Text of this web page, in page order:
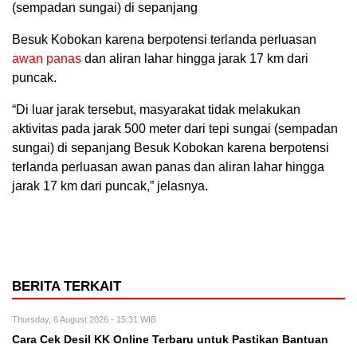
(sempadan sungai) di sepanjang
Besuk Kobokan karena berpotensi terlanda perluasan
awan panas dan aliran lahar hingga jarak 17 km dari
puncak.
“Di luar jarak tersebut, masyarakat tidak melakukan
aktivitas pada jarak 500 meter dari tepi sungai (sempadan
sungai) di sepanjang Besuk Kobokan karena berpotensi
terlanda perluasan awan panas dan aliran lahar hingga
jarak 17 km dari puncak,” jelasnya.
BERITA TERKAIT
Thursday, 6 August 2026 - 15:31 WIB
Cara Cek Desil KK Online Terbaru untuk Pastikan Bantuan